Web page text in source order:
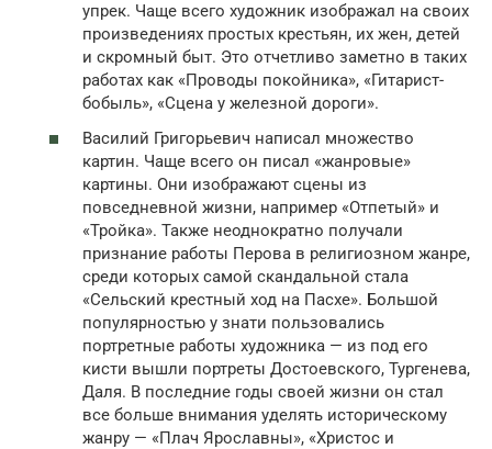
упрек. Чаще всего художник изображал на своих
произведениях простых крестьян, их жен, детей
и скромный быт. Это отчетливо заметно в таких
работах как «Проводы покойника», «Гитарист-
бобыль», «Сцена у железной дороги».
Василий Григорьевич написал множество
картин. Чаще всего он писал «жанровые»
картины. Они изображают сцены из
повседневной жизни, например «Отпетый» и
«Тройка». Также неоднократно получали
признание работы Перова в религиозном жанре,
среди которых самой скандальной стала
«Сельский крестный ход на Пасхе». Большой
популярностью у знати пользовались
портретные работы художника — из под его
кисти вышли портреты Достоевского, Тургенева,
Даля. В последние годы своей жизни он стал
все больше внимания уделять историческому
жанру — «Плач Ярославны», «Христос и